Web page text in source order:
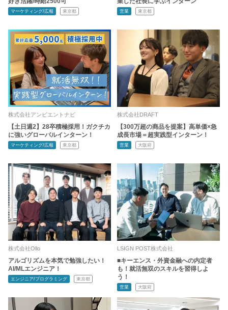
マーケティング/広報 東京都 営業 東京都
株式会社アンビエントナビ
【土日週2】28卒積極採用！ガクチカ
に強いグローバルインターン！
マーケティング/広報 東京都
株式会社DRAFT
【300万超の商品を提案】高単価×急
成長市場＝超実践型インターン！
営業 大阪府
株式会社Ollo
アルゴリズムを本気で勉強したい！
AI/MLエンジニア！
エンジニア/プログラミング 東京都
LSIGN POST株式会社
■キーエンス・外資金融への内定者
も！就活無双のスキルを習得しよ
う！
営業 大阪府